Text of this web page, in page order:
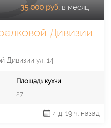
35 000 руб. в месяц
Дивизии
Дивизии ул, 14
Площадь кухни
27
4 д. 19 ч. назад